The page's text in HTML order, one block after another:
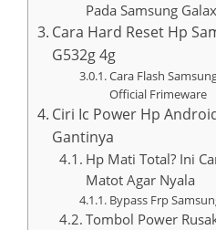
Pada Samsung
Cara Hard Reset Hp
G532g 4g
Cara Flash
Official Frimeware
Ciri Ic Power Hp
Gantinya
Hp Mati Total? Ini
Matot Agar Nyala
Bypass Frp
Tombol Power